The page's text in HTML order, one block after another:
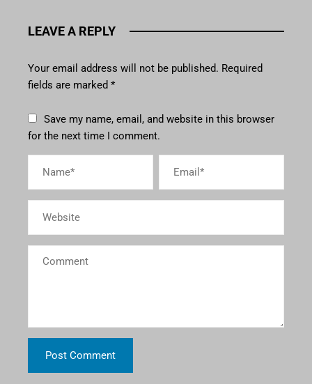
LEAVE A REPLY
Your email address will not be published. Required
fields are marked *
Save my name, email, and website in this browser
for the next time I comment.